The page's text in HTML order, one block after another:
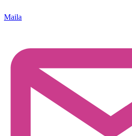
Maila